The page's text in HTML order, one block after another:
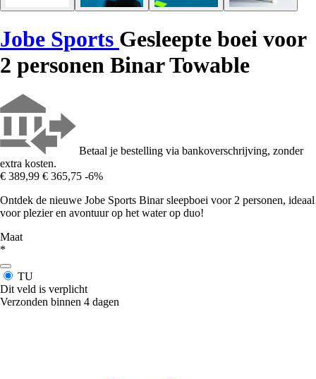
Jobe Sports Gesleepte boei voor
2 personen Binar Towable
Betaal je bestelling via bankoverschrijving, zonder
extra kosten.
€ 389,99 € 365,75 -6%
Ontdek de nieuwe Jobe Sports Binar sleepboei voor 2 personen, ideaal
voor plezier en avontuur op het water op duo!
Maat
*
TU
Dit veld is verplicht
Verzonden binnen 4 dagen